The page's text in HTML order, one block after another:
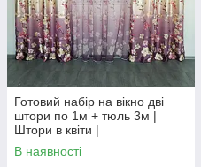
Готовий набір на вікно дві
штори по 1м + тюль 3м |
Штори в квіти |
В наявності